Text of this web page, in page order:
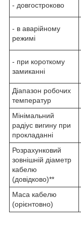
- довгостроково
- в аварійному
режимі
- при короткому
замиканні
Діапазон робочих
температур
Мінімальний
радіус вигину при
прокладанні
Розрахунковий
зовнішній діаметр
кабелю
(довідково)**
Маса кабелю
(орієнтовно)